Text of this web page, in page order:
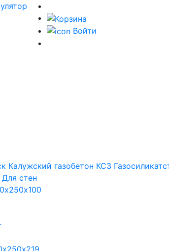
Войти
Калужский газобетон КСЗ
Для стен